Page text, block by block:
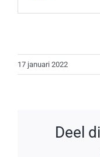
17 januari 2022
Deel